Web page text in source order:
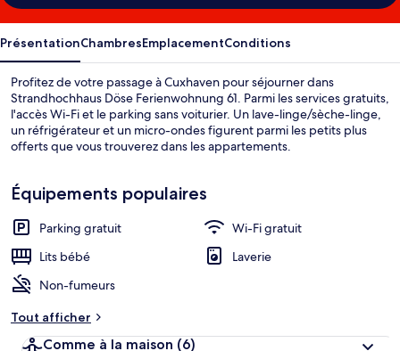
PrésentationChambresEmplacementConditions
Profitez de votre passage à Cuxhaven pour séjourner dans
Strandhochhaus Döse Ferienwohnung 61. Parmi les services gratuits,
l'accès Wi-Fi et le parking sans voiturier. Un lave-linge/sèche-linge,
un réfrigérateur et un micro-ondes figurent parmi les petits plus
offerts que vous trouverez dans les appartements.
Équipements populaires
Parking gratuit
Wi-Fi gratuit
Lits bébé
Laverie
Non-fumeurs
Tout afficher
Comme à la maison (6)